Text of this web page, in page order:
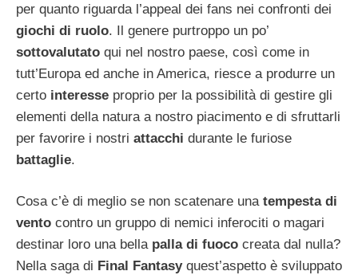
per quanto riguarda l’appeal dei fans nei confronti dei
giochi di ruolo. Il genere purtroppo un po’
sottovalutato qui nel nostro paese, così come in
tutt’Europa ed anche in America, riesce a produrre un
certo interesse proprio per la possibilità di gestire gli
elementi della natura a nostro piacimento e di sfruttarli
per favorire i nostri attacchi durante le furiose
battaglie.
Cosa c’è di meglio se non scatenare una tempesta di
vento contro un gruppo di nemici inferociti o magari
destinar loro una bella palla di fuoco creata dal nulla?
Nella saga di Final Fantasy quest’aspetto è sviluppato